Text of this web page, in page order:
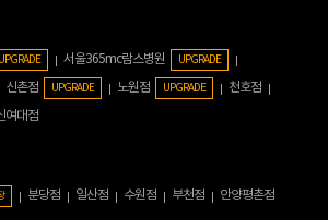
UPGRADE 서울365mc람스병원 UPGRADE
신촌점 UPGRADE 노원점 UPGRADE
천호점
여대점
분당점 일산점 수원점 부천점 안양평촌점